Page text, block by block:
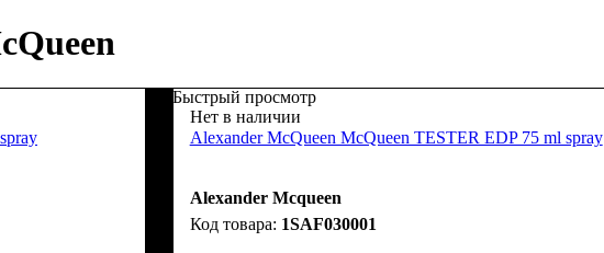
Быстрый просмотр
Нет в наличии
Alexander McQueen McQueen TESTER EDP 75 ml spray
Alexander Mcqueen
1SAF030001